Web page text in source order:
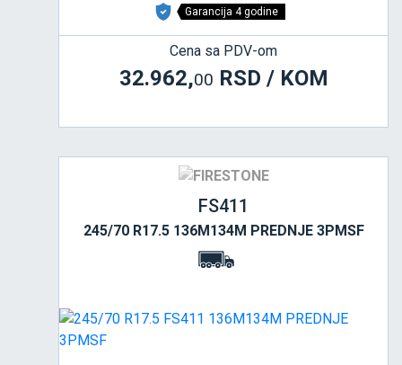
Garancija 4 godine
Cena sa PDV-om
32.962,00 RSD / KOM
FS411
245/70 R17.5 136M134M PREDNJE 3PMSF